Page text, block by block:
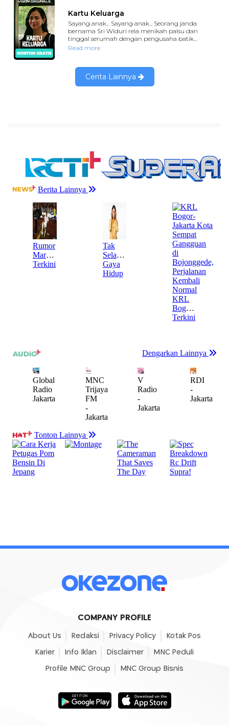
COMPANY PROFILE
About Us Redaksi Privacy Policy Kotak Pos
Karier Info Iklan Disclaimer MNC Peduli
Profile MNC Group MNC Group Bisnis